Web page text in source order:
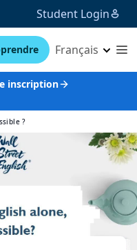
Student Login
Français
inscription
?